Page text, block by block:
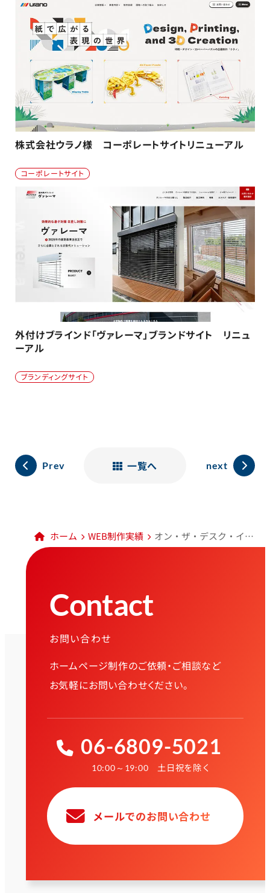
株式会社ウラノ様 コーポレートサイトリニューアル
コーポレートサイト
外付けブラインド「ヴァレーマ」ブランドサイト リニュ
ーアル
ブランディングサイト
Prev 一覧へ next
ホーム WEB制作実績 オン・ザ・デスク・インターナショナルWEBサイト
Contact
お問い合わせ
ホームページ制作のご依頼・ご相談など
お気軽にお問い合わせください。
06-6809-5021
10:00～19:00 土日祝を除く
メールでのお問い合わせ